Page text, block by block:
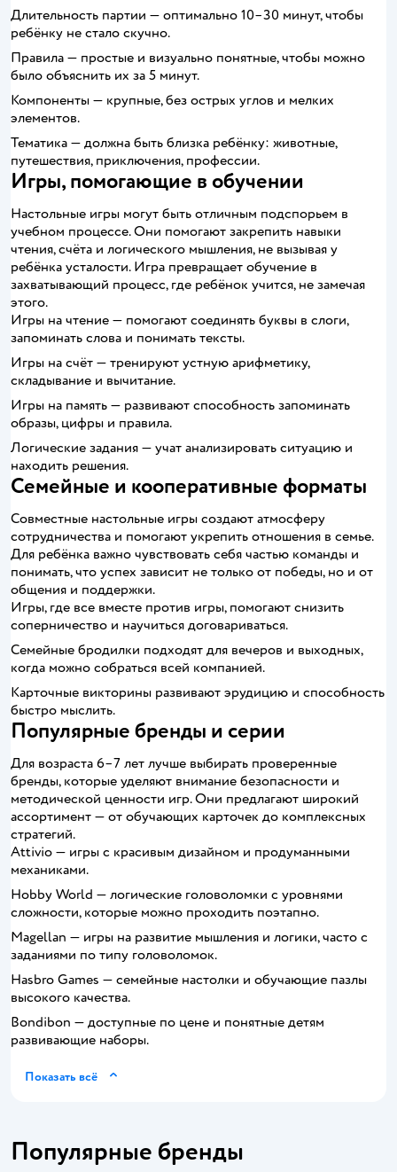
Длительность партии — оптимально 10–30 минут, чтобы
ребёнку не стало скучно.
Правила — простые и визуально понятные, чтобы можно
было объяснить их за 5 минут.
Компоненты — крупные, без острых углов и мелких
элементов.
Тематика — должна быть близка ребёнку: животные,
путешествия, приключения, профессии.
Игры, помогающие в обучении
Настольные игры могут быть отличным подспорьем в
учебном процессе. Они помогают закрепить навыки
чтения, счёта и логического мышления, не вызывая у
ребёнка усталости. Игра превращает обучение в
захватывающий процесс, где ребёнок учится, не замечая
этого.
Игры на чтение — помогают соединять буквы в слоги,
запоминать слова и понимать тексты.
Игры на счёт — тренируют устную арифметику,
складывание и вычитание.
Игры на память — развивают способность запоминать
образы, цифры и правила.
Логические задания — учат анализировать ситуацию и
находить решения.
Семейные и кооперативные форматы
Совместные настольные игры создают атмосферу
сотрудничества и помогают укрепить отношения в семье.
Для ребёнка важно чувствовать себя частью команды и
понимать, что успех зависит не только от победы, но и от
общения и поддержки.
Игры, где все вместе против игры, помогают снизить
соперничество и научиться договариваться.
Семейные бродилки подходят для вечеров и выходных,
когда можно собраться всей компанией.
Карточные викторины развивают эрудицию и способность
быстро мыслить.
Популярные бренды и серии
Для возраста 6–7 лет лучше выбирать проверенные
бренды, которые уделяют внимание безопасности и
методической ценности игр. Они предлагают широкий
ассортимент — от обучающих карточек до комплексных
стратегий.
Attivio — игры с красивым дизайном и продуманными
механиками.
Hobby World — логические головоломки с уровнями
сложности, которые можно проходить поэтапно.
Magellan — игры на развитие мышления и логики, часто с
заданиями по типу головоломок.
Hasbro Games — семейные настолки и обучающие пазлы
высокого качества.
Bondibon — доступные по цене и понятные детям
развивающие наборы.
Показать всё
Популярные бренды